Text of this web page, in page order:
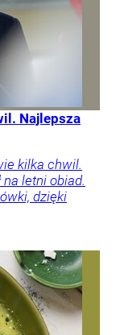
Najlepsza
kilka chwil.
letni obiad.
dzięki